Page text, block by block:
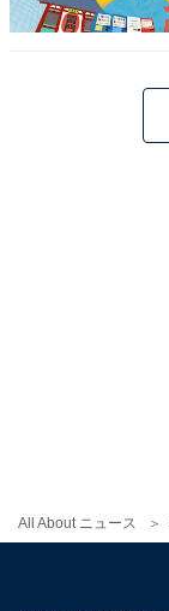
All About ニュース